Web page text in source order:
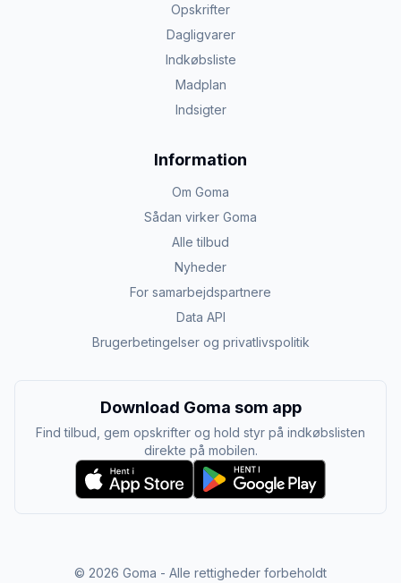
Opskrifter
Dagligvarer
Indkøbsliste
Madplan
Indsigter
Information
Om Goma
Sådan virker Goma
Alle tilbud
Nyheder
For samarbejdspartnere
Data API
Brugerbetingelser og privatlivspolitik
Download Goma som app
Find tilbud, gem opskrifter og hold styr på indkøbslisten
direkte på mobilen.
© 2026 Goma - Alle rettigheder forbeholdt